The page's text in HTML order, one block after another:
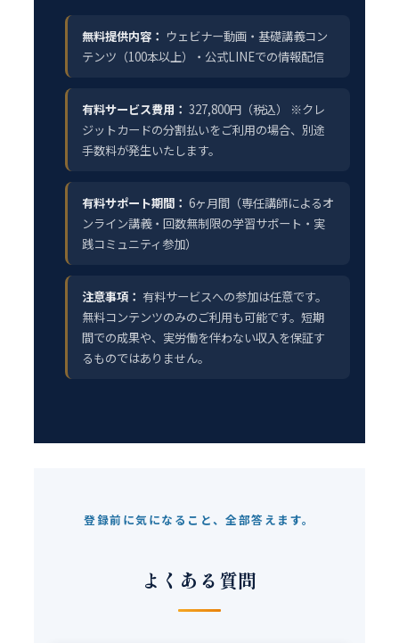
無料提供内容： ウェビナー動画・基礎講義コン
テンツ（100本以上）・公式LINEでの情報配信
有料サービス費用： 327,800円（税込） ※クレ
ジットカードの分割払いをご利用の場合、別途
手数料が発生いたします。
有料サポート期間： 6ヶ月間（専任講師によるオ
ンライン講義・回数無制限の学習サポート・実
践コミュニティ参加）
注意事項： 有料サービスへの参加は任意です。
無料コンテンツのみのご利用も可能です。短期
間での成果や、実労働を伴わない収入を保証す
るものではありません。
登録前に気になること、全部答えます。
よくある質問